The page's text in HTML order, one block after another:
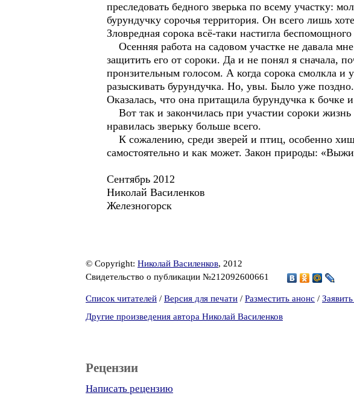
преследовать бедного зверька по всему участку:
бурундучку сорочья территория. Он всего лишь
Зловредная сорока всё-таки настигла
Осенняя работа на садовом участке не давала
защитить его от сороки. Да и не понял я сначала,
пронзительным голосом. А когда сорока смолкла и
разыскивать бурундучка. Но, увы. Было уже
Оказалась, что она притащила бурундучка к бочке
Вот так и закончилась при участии сороки
нравилась зверьку больше всего.
К сожалению, среди зверей и птиц, особенно
самостоятельно и как может. Закон природы:
Сентябрь 2012
Николай Василенков
Железногорск
© Copyright: Николай Василенков, 2012
Свидетельство о публикации №212092600661
Список читателей / Версия для печати / Разместить анонс /
Другие произведения автора Николай Василенков
Рецензии
Написать рецензию